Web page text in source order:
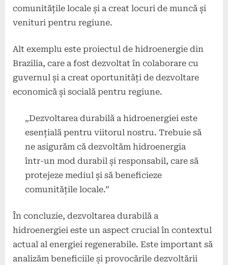
comunitățile locale și a creat locuri de muncă și
venituri pentru regiune.
Alt exemplu este proiectul de hidroenergie din
Brazilia, care a fost dezvoltat în colaborare cu
guvernul și a creat oportunități de dezvoltare
economică și socială pentru regiune.
„Dezvoltarea durabilă a hidroenergiei este
esențială pentru viitorul nostru. Trebuie să
ne asigurăm că dezvoltăm hidroenergia
într-un mod durabil și responsabil, care să
protejeze mediul și să beneficieze
comunitățile locale.”
În concluzie, dezvoltarea durabilă a
hidroenergiei este un aspect crucial în contextul
actual al energiei regenerabile. Este important să
analizăm beneficiile și provocările dezvoltării